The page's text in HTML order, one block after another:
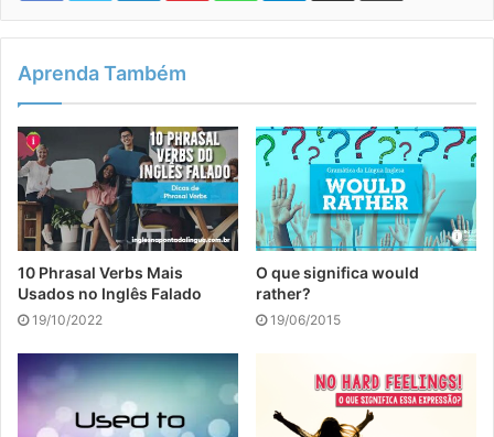
Aprenda Também
10 Phrasal Verbs Mais
Usados no Inglês Falado
19/10/2022
O que significa would
rather?
19/06/2015